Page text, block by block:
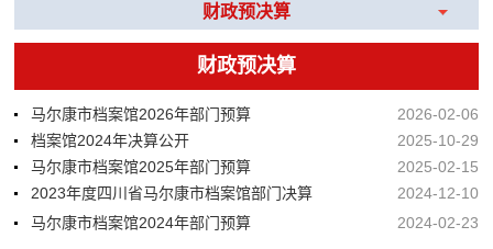
财政预决算
财政预决算
马尔康市档案馆2026年部门预算
2026-02-06
档案馆2024年决算公开
2025-10-29
马尔康市档案馆2025年部门预算
2025-02-15
2023年度四川省马尔康市档案馆部门决算
2024-12-10
马尔康市档案馆2024年部门预算
2024-02-23